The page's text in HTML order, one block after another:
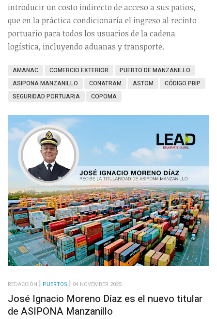
introducir un costo indirecto de acceso a sus patios,
que en la práctica condicionaría el ingreso al recinto
portuario para todos los usuarios de la cadena
logística, incluyendo aduanas y transporte.
AMANAC COMERCIO EXTERIOR
PUERTO DE MANZANILLO
ASIPONA MANZANILLO
CONATRAM ASTOM
CÓDIGO PBIP
SEGURIDAD PORTUARIA
COPOMA
REDACCIÓN PUERTOS 04 NOVEMBER 2025
José Ignacio Moreno Díaz es el nuevo titular
de ASIPONA Manzanillo